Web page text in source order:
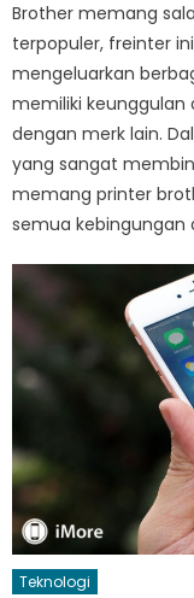
Brother memang
terpopuler, freinter
mengeluarkan
memiliki keunggulan
dengan merk lain.
yang sangat
memang printer
semua kebingungan
Teknologi